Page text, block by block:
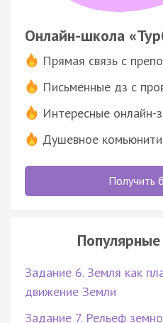
Онлайн-школа
Прямая связь с
Письменные дз с
Интересные онлайн-
Душевное комьюнити
Получить
Задание 6. Земля как
движение Земли
Задание 7. Рельеф